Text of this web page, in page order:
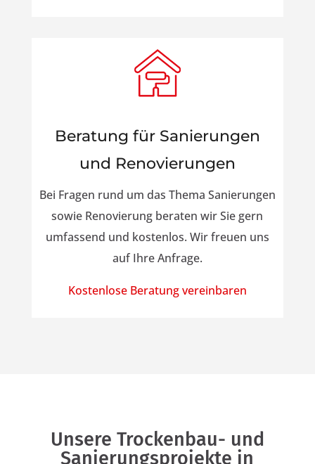
Beratung für Sanierungen
und Renovierungen
Bei Fragen rund um das Thema Sanierungen
sowie Renovierung beraten wir Sie gern
umfassend und kostenlos. Wir freuen uns
auf Ihre Anfrage.
Kostenlose Beratung vereinbaren
Unsere Trockenbau- und
Sanierungsprojekte in